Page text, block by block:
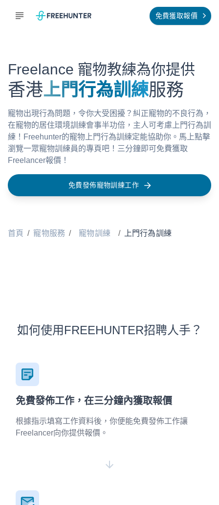
免費獲取報價
Freelance 寵物教練為你提供
香港上門行為訓練服務
寵物出現行為問題，令你大受困擾？糾正寵物的不良行為，
在寵物的居住環境訓練會事半功倍，主人可考慮上門行為訓
練！Freehunter的寵物上門行為訓練定能協助你。馬上點擊
瀏覽一眾寵物訓練員的專頁吧！三分鐘即可免費獲取
Freelancer報價！
免費發佈寵物訓練工作
首頁 / 寵物服務 / 寵物訓練 / 上門行為訓練
如何使用FREEHUNTER招聘人手？
免費發佈工作，在三分鐘內獲取報價
根據指示填寫工作資料後，你便能免費發佈工作讓
Freelancer向你提供報價。